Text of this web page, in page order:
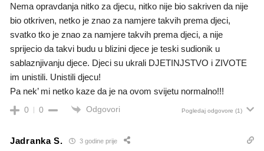
Nema opravdanja nitko za djecu, nitko nije bio sakriven da nije
bio otkriven, netko je znao za namjere takvih prema djeci,
svatko tko je znao za namjere takvih prema djeci, a nije
sprijecio da takvi budu u blizini djece je teski sudionik u
sablaznjivanju djece. Djeci su ukrali DJETINJSTVO i ZIVOTE
im unistili. Unistili djecu!
Pa nek’ mi netko kaze da je na ovom svijetu normalno!!!
0 0 Odgovori Pogledaj odgovore (1)
Jadranka S. 3 godine prije